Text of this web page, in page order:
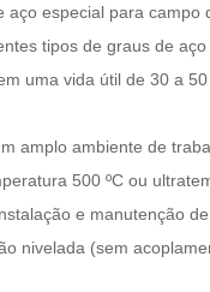
especial para
tipos de graus de aço
uma vida útil de 30 a
amplo ambiente de
500 ºC ou
e manutenção de
nivelada (sem